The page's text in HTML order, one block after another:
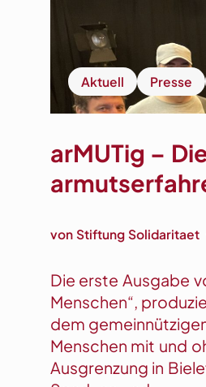
n
e
K
r
m
s
K
n
o
“
a
Aktuell Presse
arMUTig –
von Stiftung Solidaritaet
Die erste Ausgabe
Menschen“,
dem
Menschen mit und
Ausgrenzung in